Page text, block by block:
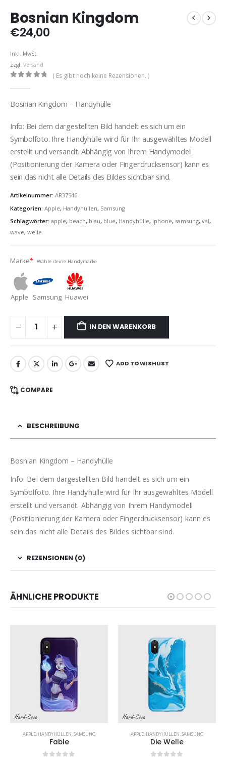
Bosnian Kingdom
€24,00
Inkl. MwSt.
zzgl. Versand
( Es gibt noch keine Rezensionen. )
Bosnian Kingdom – Handyhülle
Info: Bei dem dargestellten Bild handelt es sich um ein
Symbolfoto. Ihre Handyhülle wird für Ihr ausgewähltes Modell
erstellt und versandt. Abhängig von Ihrem Handymodell
(Positionierung der Kamera oder Fingerdrucksensor) kann es
sein das nicht alle Details des Bildes sichtbar sind.
Artikelnummer: AR37546
Kategorien: Apple, Handyhüllen, Samsung
Schlagwörter: apple, beach, blau, blue, Handyhülle, iphone, samsung, val,
wave, welle
Marke* Wähle deine Handymarke
Apple Samsung Huawei
IN DEN WARENKORB
ADD TO WISHLIST
COMPARE
BESCHREIBUNG
Bosnian Kingdom – Handyhülle
Info: Bei dem dargestellten Bild handelt es sich um ein
Symbolfoto. Ihre Handyhülle wird für Ihr ausgewähltes Modell
erstellt und versandt. Abhängig von Ihrem Handymodell
(Positionierung der Kamera oder Fingerdrucksensor) kann es
sein das nicht alle Details des Bildes sichtbar sind.
REZENSIONEN (0)
ÄHNLICHE PRODUKTE
SAMSUNG
APPLE, HANDYHÜLLEN,SAMSUNG
Fable
APPLE, HANDYHÜLLEN,SAMSUNG
Die Welle